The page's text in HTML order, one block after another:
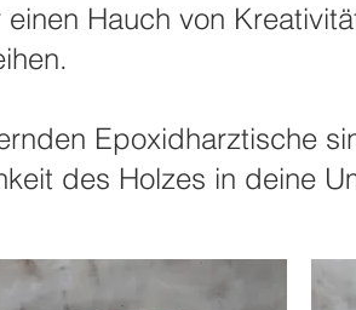
einen Hauch von
Epoxidharztische
des Holzes in deine